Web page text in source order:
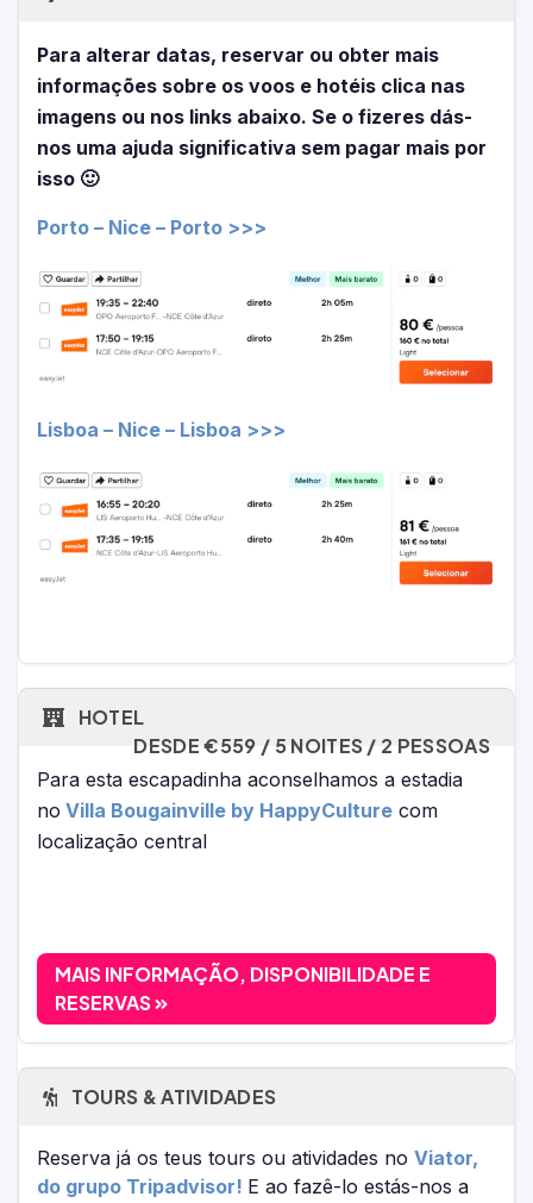
Para alterar datas, reservar ou obter mais
informações sobre os voos e hotéis clica nas
imagens ou nos links abaixo. Se o fizeres dás-
nos uma ajuda significativa sem pagar mais por
isso 🙂
Porto – Nice – Porto >>>
Lisboa – Nice – Lisboa >>>
HOTEL
DESDE €559 / 5 NOITES / 2 PESSOAS
Para esta escapadinha aconselhamos a estadia
no Villa Bougainville by HappyCulture com
localização central
MAIS INFORMAÇÃO, DISPONIBILIDADE E
RESERVAS
TOURS & ATIVIDADES
Reserva já os teus tours ou atividades no Viator,
do grupo Tripadvisor! E ao fazê-lo estás-nos a